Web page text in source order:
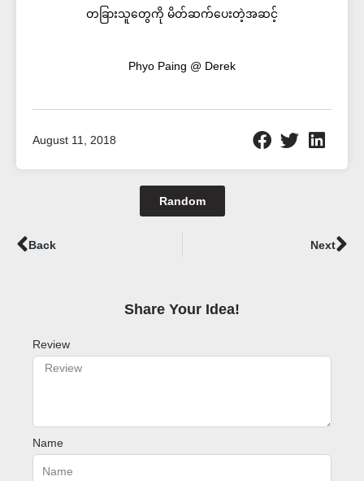
တခြားသူတွေကို မိတ်ဆက်ပေးတဲ့အဆင့်
Phyo Paing @ Derek
August 11, 2018
Random
Prev
Back Next
Share Your Idea!​
Review
Name